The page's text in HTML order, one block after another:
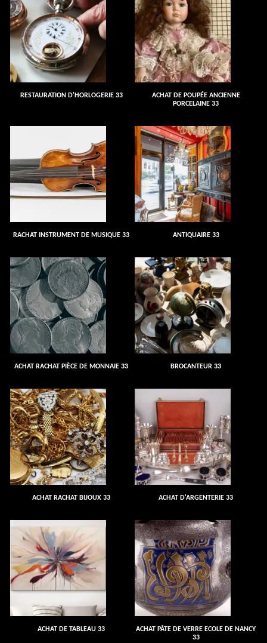
RESTAURATION D'HORLOGERIE 33
ACHAT DE POUPÉE ANCIENNE
PORCELAINE 33
RACHAT INSTRUMENT DE MUSIQUE 33 ANTIQUAIRE 33
ACHAT RACHAT PIÈCE DE MONNAIE 33 BROCANTEUR 33
ACHAT RACHAT BIJOUX 33 ACHAT D'ARGENTERIE 33
ACHAT DE TABLEAU 33
ACHAT PÂTE DE VERRE ECOLE DE NANCY
33